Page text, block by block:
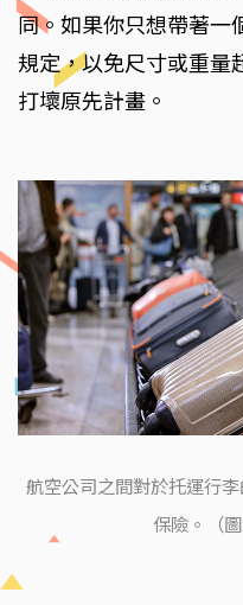
同。如果你只想帶著一
規定，以免尺寸或重量
打壞原先計畫。
航空公司之間對於托運行
保險。（